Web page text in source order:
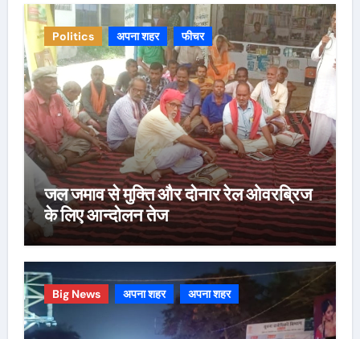
Politics अपना शहर फीचर
जल जमाव से मुक्ति और दोनार रेल ओवरब्रिज
के लिए आन्दोलन तेज
Big News अपना शहर अपना शहर